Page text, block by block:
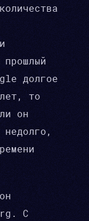
долгое
то
он
недолго,
С